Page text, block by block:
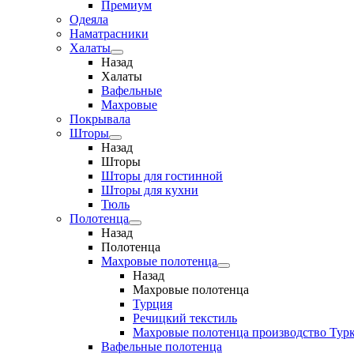
Премиум
Одеяла
Наматрасники
Халаты
Назад
Халаты
Вафельные
Махровые
Покрывала
Шторы
Назад
Шторы
Шторы для гостинной
Шторы для кухни
Тюль
Полотенца
Назад
Полотенца
Махровые полотенца
Назад
Махровые полотенца
Турция
Речицкий текстиль
Махровые полотенца производство
Вафельные полотенца